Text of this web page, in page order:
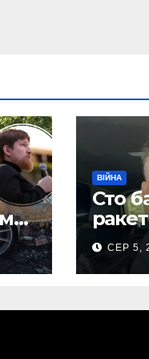
ВІЙНА
Сто
СЕР 5,